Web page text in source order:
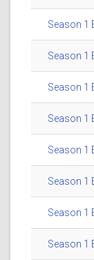
Season 1
Season 1
Season 1
Season 1
Season 1
Season 1
Season 1
Season 1